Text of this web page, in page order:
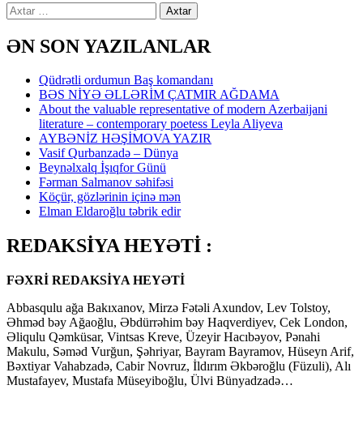
Axtarış:
ƏN SON YAZILANLAR
Qüdrətli ordumun Baş komandanı
BƏS NİYƏ ƏLLƏRİM ÇATMIR AĞDAMA
About the valuable representative of modern Azerbaijani
literature – contemporary poetess Leyla Aliyeva
AYBƏNİZ HƏŞİMOVA YAZIR
Vasif Qurbanzadə – Dünya
Beynəlxalq İşıqfor Günü
Fərman Salmanov səhifəsi
Köçür, gözlərinin içinə mən
Elman Eldaroğlu təbrik edir
REDAKSİYA HEYƏTİ :
FƏXRİ REDAKSİYA HEYƏTİ
Abbasqulu ağa Bakıxanov, Mirzə Fətəli Axundov, Lev Tolstoy,
Əhməd bəy Ağaoğlu, Əbdürrəhim bəy Haqverdiyev, Cek London,
Əliqulu Qəmküsar, Vintsas Kreve, Üzeyir Hacıbəyov, Pənahi
Makulu, Səməd Vurğun, Şəhriyar, Bayram Bayramov, Hüseyn Arif,
Bəxtiyar Vahabzadə, Cabir Novruz, İldırım Əkbəroğlu (Füzuli), Alı
Mustafayev, Mustafa Müseyiboğlu, Ülvi Bünyadzadə…